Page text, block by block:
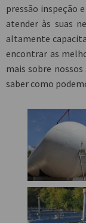
pressão inspeção
atender às suas
altamente
encontrar as
mais sobre
saber como